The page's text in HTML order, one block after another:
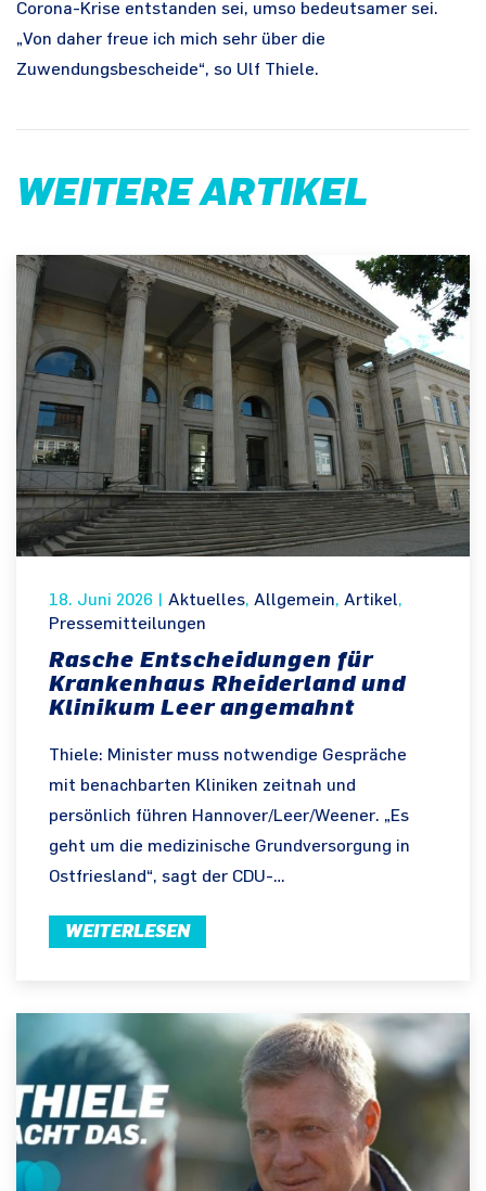
Corona-Krise entstanden sei, umso bedeutsamer sei.
„Von daher freue ich mich sehr über die
Zuwendungsbescheide“, so Ulf Thiele.
WEITERE ARTIKEL
18. Juni 2026 Aktuelles, Allgemein, Artikel,
Pressemitteilungen
Rasche Entscheidungen für
Krankenhaus Rheiderland und
Klinikum Leer angemahnt
Thiele: Minister muss notwendige Gespräche
mit benachbarten Kliniken zeitnah und
persönlich führen Hannover/Leer/Weener. „Es
geht um die medizinische Grundversorgung in
Ostfriesland“, sagt der CDU-…
WEITERLESEN